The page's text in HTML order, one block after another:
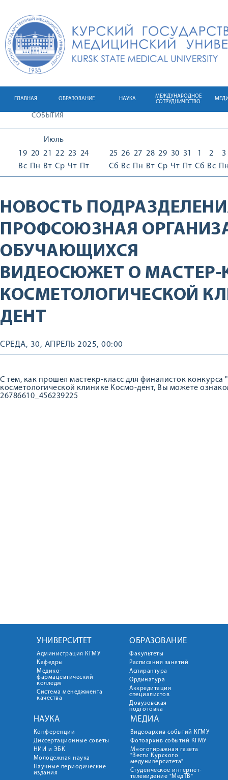
ГЛАВНАЯ ОБРАЗОВАНИЕ НАУКА
МЕЖДУНАРОДНОЕ
СОТРУДНИЧЕСТВО
СОБЫТИЯ
Июль
19
Вс
20
Пн
21
Вт
22
Ср
23
Чт
24
Пт
25
Сб
26
Вс
27
Пн
28
Вт
29
Ср
30
Чт
31
Пт
1
Сб
2
Вс
3
НОВОСТЬ
ПРОФСОЮЗНАЯ
ОБУЧАЮЩИХСЯ
ВИДЕОСЮЖЕТ О МАСТЕР-
КОСМЕТОЛОГИЧЕСКОЙ
ДЕНТ
СРЕДА, 30, АПРЕЛЬ 2025, 00:00
С тем, как прошел мастекр-класс для финалисток
косметологической клинике Космо-дент, Вы можете
26786610_456239225
УНИВЕРСИТЕТ
Администрация КГМУ
Кафедры
Медико-
фармацевтический
колледж
Система менеджмента
качества
ОБРАЗОВАНИЕ
Факультеты
Расписания занятий
Аспирантура
Ординатура
Аккредитация
специалистов
Довузовская
подготовка
НАУКА
Конференции
Диссертационные советы
НИИ и ЭБК
Молодежная наука
Научные периодические
издания
МЕДИА
Видеоархив событий КГМУ
Фотоархив событий КГМУ
Многотиражная газета
"Вести Курского
медуниверситета"
Студенческое интернет-
телевидение "МедТВ"